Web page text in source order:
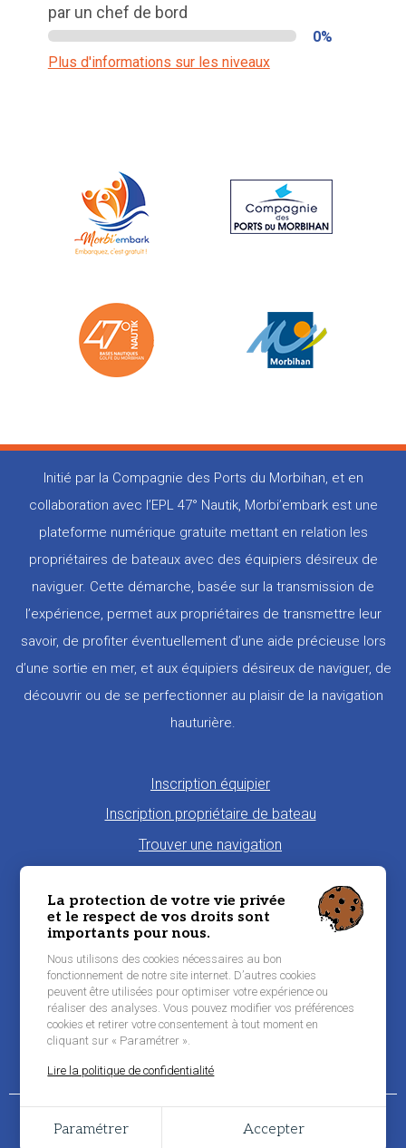
par un chef de bord
0%
Plus d'informations sur les niveaux
Initié par la Compagnie des Ports du Morbihan, et en
collaboration avec l’EPL 47° Nautik, Morbi’embark est une
plateforme numérique gratuite mettant en relation les
propriétaires de bateaux avec des équipiers désireux de
naviguer. Cette démarche, basée sur la transmission de
l’expérience, permet aux propriétaires de transmettre leur
savoir, de profiter éventuellement d’une aide précieuse lors
d’une sortie en mer, et aux équipiers désireux de naviguer, de
découvrir ou de se perfectionner au plaisir de la navigation
hauturière.
Inscription équipier
Inscription propriétaire de bateau
Trouver une navigation
La charte Morbi'Embark
Niveau de pratique maritime
Conditions générales d'utilisation
Contacter Morbi’Embark
Mentions légales
© 2026 Morbi’Embark - Tous droits réservés - Mentions légales
La protection de votre vie privée
et le respect de vos droits sont
importants pour nous.
Nous utilisons des cookies nécessaires au bon
fonctionnement de notre site internet. D’autres cookies
peuvent être utilisées pour optimiser votre expérience ou
réaliser des analyses. Vous pouvez modifier vos préférences
cookies et retirer votre consentement à tout moment en
cliquant sur « Paramétrer ».
Lire la politique de confidentialité
Paramétrer Accepter